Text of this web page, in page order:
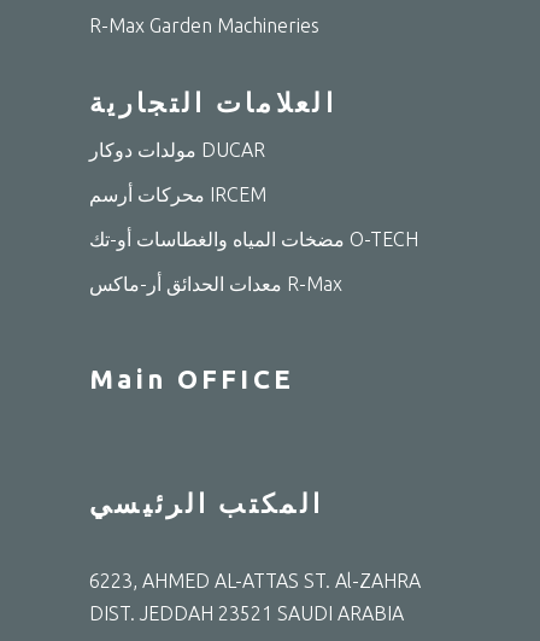
R-Max Garden Machineries
العلامات التجارية
مولدات دوكار DUCAR
محركات أرسم IRCEM
مضخات المياه والغطاسات أو-تك O-TECH
معدات الحدائق أر-ماكس R-Max
Main OFFICE
المكتب الرئيسي
6223, AHMED AL-ATTAS ST. Al-ZAHRA
DIST. JEDDAH 23521 SAUDI ARABIA